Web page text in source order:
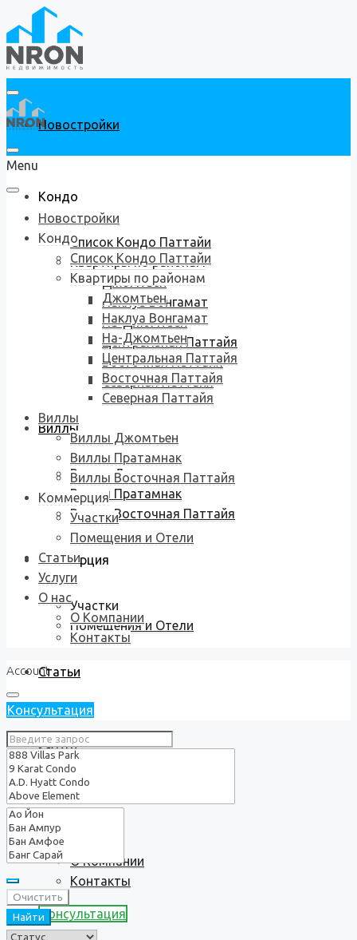
Новостройки
Кондо
Список Кондо Паттайи
Квартиры по районам
Джомтьен
Наклуа Вонгамат
На-Джомтьен
Центральная Паттайя
Восточная Паттайя
Северная Паттайя
Виллы
Виллы Джомтьен
Виллы Пратамнак
Виллы Восточная Паттайя
Коммерция
Участки
Помещения и Отели
Статьи
Услуги
О нас
О Компании
Контакты
Консультация
Menu
Новостройки
Кондо
Список Кондо Паттайи
Квартиры по районам
Джомтьен
Наклуа Вонгамат
На-Джомтьен
Центральная Паттайя
Восточная Паттайя
Северная Паттайя
Виллы
Виллы Джомтьен
Виллы Пратамнак
Виллы Восточная Паттайя
Коммерция
Участки
Помещения и Отели
Статьи
Услуги
О нас
О Компании
Контакты
Account
Консультация
Очистить
Найти